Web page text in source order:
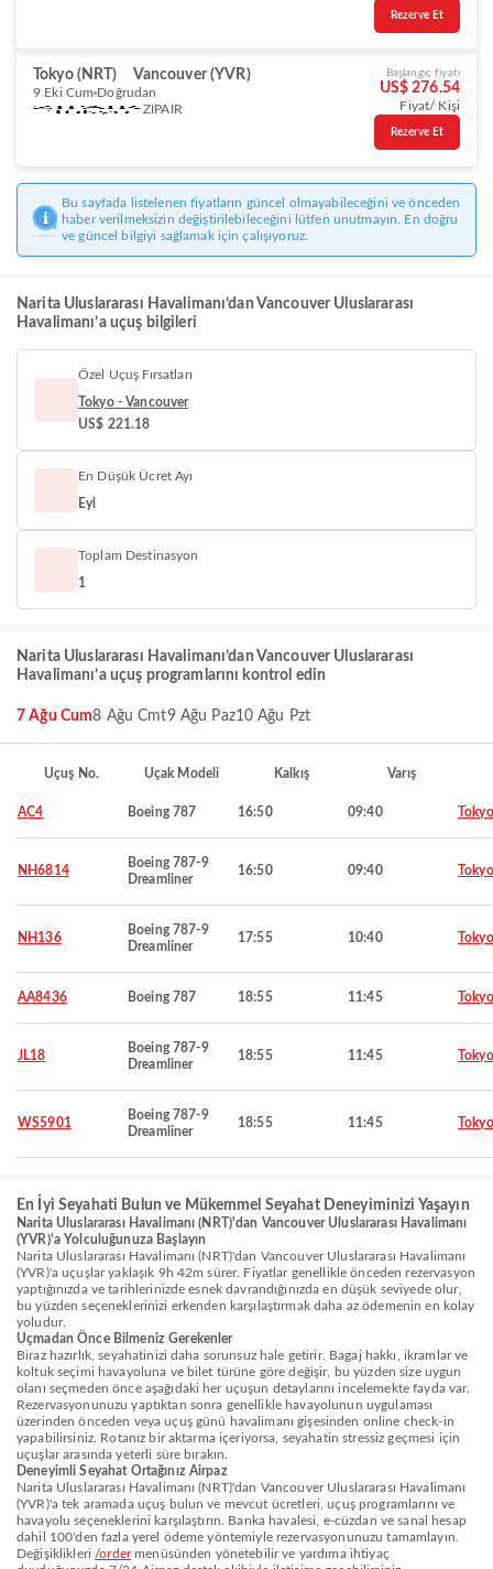
Rezerve Et
Tokyo (NRT) Vancouver (YVR)
9 Eki Cum Doğrudan
ZIPAIR
Başlangıç fiyatı
US$ 276.54
Fiyat/ Kişi
Rezerve Et
Bu sayfada listelenen fiyatların güncel olmayabileceğini ve önceden
haber verilmeksizin değiştirilebileceğini lütfen unutmayın. En doğru
ve güncel bilgiyi sağlamak için çalışıyoruz.
Narita Uluslararası Havalimanı’dan Vancouver Uluslararası
Havalimanı’a uçuş bilgileri
Özel Uçuş Fırsatları
Tokyo - Vancouver
US$ 221.18
En Düşük Ücret Ayı
Eyl
Toplam Destinasyon
1
Narita Uluslararası Havalimanı’dan Vancouver Uluslararası
Havalimanı’a uçuş programlarını kontrol edin
7 Ağu Cum8 Ağu Cmt9 Ağu Paz10 Ağu Pzt
Uçuş No. Uçak Modeli Kalkış Varış
AC4 Boeing 787 16:50 09:40 Tokyo
NH6814
Boeing 787-9
Dreamliner
16:50 09:40 Tokyo
NH136
Boeing 787-9
Dreamliner
17:55 10:40 Tokyo
AA8436 Boeing 787 18:55 11:45 Tokyo
JL18
Boeing 787-9
Dreamliner
18:55 11:45 Tokyo
WS5901
Boeing 787-9
Dreamliner
18:55 11:45 Tokyo
En İyi Seyahati Bulun ve Mükemmel Seyahat Deneyiminizi Yaşayın
Narita Uluslararası Havalimanı (NRT)'dan Vancouver Uluslararası Havalimanı
(YVR)'a Yolculuğunuza Başlayın
Narita Uluslararası Havalimanı (NRT)'dan Vancouver Uluslararası Havalimanı
(YVR)'a uçuşlar yaklaşık 9h 42m sürer. Fiyatlar genellikle önceden rezervasyon
yaptığınızda ve tarihlerinizde esnek davrandığınızda en düşük seviyede olur,
bu yüzden seçeneklerinizi erkenden karşılaştırmak daha az ödemenin en kolay
yoludur.
Uçmadan Önce Bilmeniz Gerekenler
Biraz hazırlık, seyahatinizi daha sorunsuz hale getirir. Bagaj hakkı, ikramlar ve
koltuk seçimi havayoluna ve bilet türüne göre değişir, bu yüzden size uygun
olanı seçmeden önce aşağıdaki her uçuşun detaylarını incelemekte fayda var.
Rezervasyonunuzu yaptıktan sonra genellikle havayolunun uygulaması
üzerinden önceden veya uçuş günü havalimanı gişesinden online check-in
yapabilirsiniz. Rotanız bir aktarma içeriyorsa, seyahatin stressiz geçmesi için
uçuşlar arasında yeterli süre bırakın.
Deneyimli Seyahat Ortağınız Airpaz
Narita Uluslararası Havalimanı (NRT)'dan Vancouver Uluslararası Havalimanı
(YVR)'a tek aramada uçuş bulun ve mevcut ücretleri, uçuş programlarını ve
havayolu seçeneklerini karşılaştırın. Banka havalesi, e-cüzdan ve sanal hesap
dahil 100'den fazla yerel ödeme yöntemiyle rezervasyonunuzu tamamlayın.
Değişiklikleri /ordermenüsünden yönetebilir ve yardıma ihtiyaç